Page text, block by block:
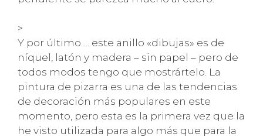
>
Y por último…. este anillo «dibujas» es de
níquel, latón y madera – sin papel – pero de
todos modos tengo que mostrártelo. La
pintura de pizarra es una de las tendencias
de decoración más populares en este
momento, pero esta es la primera vez que la
he visto utilizada para algo más que para la